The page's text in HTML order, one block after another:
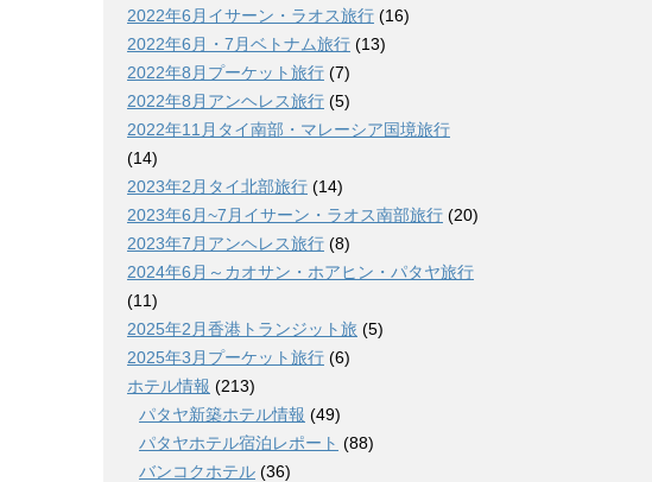
2022年6月イサーン・ラオス旅行 (16)
2022年6月・7月ベトナム旅行 (13)
2022年8月プーケット旅行 (7)
2022年8月アンヘレス旅行 (5)
2022年11月タイ南部・マレーシア国境旅行
(14)
2023年2月タイ北部旅行 (14)
2023年6月~7月イサーン・ラオス南部旅行 (20)
2023年7月アンヘレス旅行 (8)
2024年6月～カオサン・ホアヒン・パタヤ旅行
(11)
2025年2月香港トランジット旅 (5)
2025年3月プーケット旅行 (6)
ホテル情報 (213)
パタヤ新築ホテル情報 (49)
パタヤホテル宿泊レポート (88)
バンコクホテル (36)